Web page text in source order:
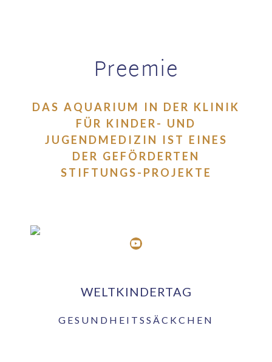
Preemie
DAS AQUARIUM IN DER KLINIK
FÜR KINDER- UND
JUGENDMEDIZIN IST EINES
DER GEFÖRDERTEN
STIFTUNGS-PROJEKTE
WELTKINDERTAG
GESUNDHEITSSÄCKCHEN